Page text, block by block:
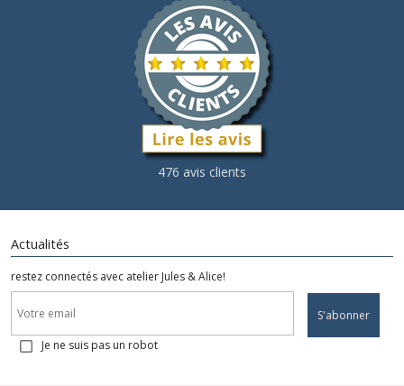
476 avis clients
Actualités
restez connectés avec atelier Jules & Alice!
S'abonner
Je ne suis pas un robot